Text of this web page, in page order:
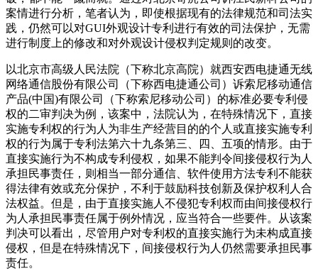
案情进行分析，笔者认为，即使根据现有的法律规范和司法实
践，仍然可以对GUI外观设计专利进行有效的司法保护，无需
进行制度上的修改和对外观设计侵权判定规则的改变。
以北京市高级人民法院（下称北京高院）就西安西电捷通无线
网络通信股份有限公司（下称西电捷通公司）诉索尼移动通信
产品(中国)有限公司（下称索尼移动公司）的标准必要专利侵
权的二审判决为例，该案中，法院认为，在特殊情况下，直接
实施专利权的行为人为非生产经营目的的个人或直接实施专利
权的行为属于专利法第六十九条第三、四、五项的情形。由于
直接实施行为不构成专利侵权，如果不能判令间接侵权行为人
承担民事责任，则相当一部分通信、软件使用方法专利不能获
得法律有效或充分保护，不利于鼓励科技创新及保护权利人合
法权益。但是，由于直接实施人不侵犯专利权而由间接侵权行
为人承担民事责任属于例外情况，应当符合一些要件。从该案
判决可以看出，尽管用户对专利权的直接实施行为未构成直接
侵权，但是在特殊情况下，间接侵权行为人仍然需要承担民事
责任。